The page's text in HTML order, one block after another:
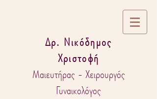
Δρ. Νικόδημος
Χριστοφή
Μαιευτήρας - Χειρουργός
Γυναικολόγος